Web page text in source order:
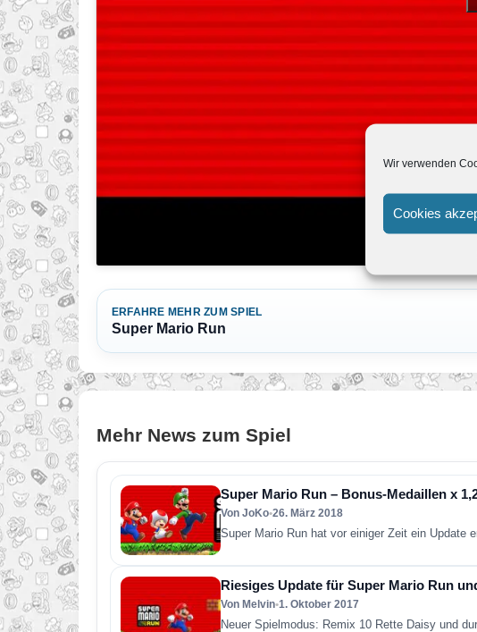
Wir verwenden
Cookies
ERFAHRE MEHR ZUM SPIEL
Super Mario Run
Mehr News zum Spiel
Super Mario Run – Bonus-Medaillen x
Von JoKo•26. März 2018
Super Mario Run hat vor einiger Zeit ein Update
Riesiges Update für Super Mario Run
Von Melvin•1. Oktober 2017
Neuer Spielmodus: Remix 10 Rette Daisy und